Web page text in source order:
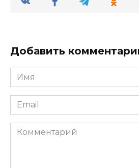
Добавить
Имя
*
Email
*
Комментарий